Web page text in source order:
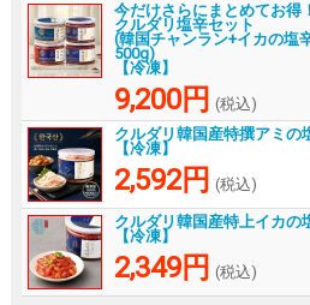
今だけさらにまとめてお得！
クルダリ塩辛セット
(韓国チャンラン+イカの塩
500g)
【冷凍】
9,200円 (税込)
クルダリ韓国産特撰アミの
【冷凍】
2,592円 (税込)
クルダリ韓国産特上イカの
【冷凍】
2,349円 (税込)